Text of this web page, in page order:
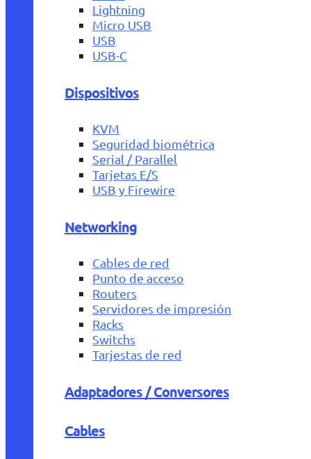
Lightning
Micro USB
USB
USB-C
Dispositivos
KVM
Seguridad biométrica
Serial / Parallel
Tarjetas E/S
USB y Firewire
Networking
Cables de red
Punto de acceso
Routers
Servidores de impresión
Racks
Switchs
Tarjestas de red
Adaptadores / Conversores
Cables